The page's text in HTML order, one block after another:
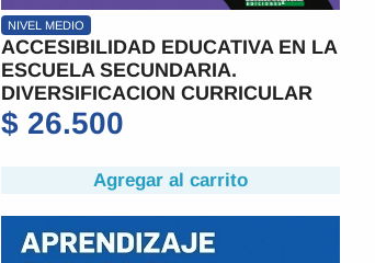
NIVEL MEDIO
ACCESIBILIDAD EDUCATIVA EN LA
ESCUELA SECUNDARIA.
DIVERSIFICACION CURRICULAR
$ 26.500
Agregar al carrito